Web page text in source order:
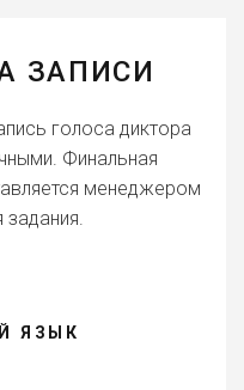
ЗАПИСИ
голоса диктора
Финальная
менеджером
ЯЗЫК